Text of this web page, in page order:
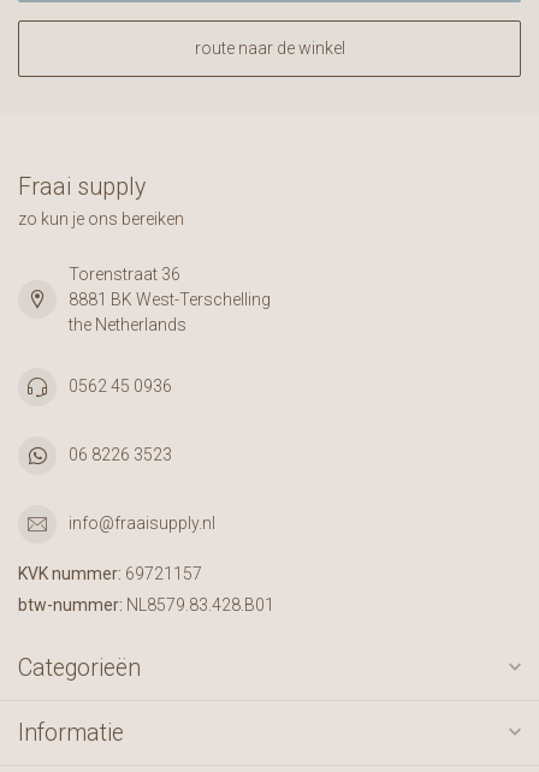
route naar de winkel
Fraai supply
zo kun je ons bereiken
Torenstraat 36
8881 BK West-Terschelling
the Netherlands
0562 45 0936
06 8226 3523
info@fraaisupply.nl
KVK nummer: 69721157
btw-nummer: NL8579.83.428.B01
Categorieën
Informatie